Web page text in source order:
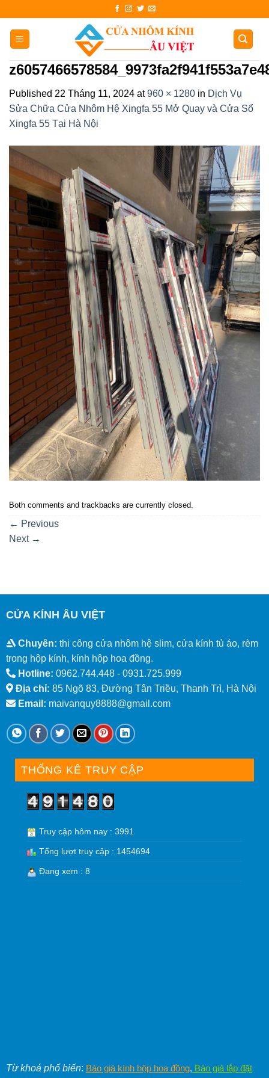
content
Published 22 Tháng 11, 2024 at960 × 1280 in Dịch Vụ
Sửa Chữa Cửa Nhôm Hệ Xingfa 55 Mở Quay và Cửa Sổ
Xingfa 55 Tại Hà Nội
Both comments and trackbacks are currently closed.
← Previous
Next →
CỬA KÍNH ÂU VIỆT
Chuyên: thi công cửa nhôm hệ slim, cửa kính tủ áo, rèm
trong hộp kính, kính hộp hoa đồng.
Hotline: 0962.744.448 - 0931.725.999
Địa chỉ: 85 Ngõ 83, Đường Tân Triều, Thanh Trì, Hà Nội
Email: maivanquy8888@gmail.com
THỐNG KÊ TRUY CẬP
Truy cập hôm nay : 3991
Tổng lượt truy cập : 1454694
Đang xem : 8
Từ khoá phổ biến: Báo giá kính hộp hoa đồng, Báo giá lắp đặt